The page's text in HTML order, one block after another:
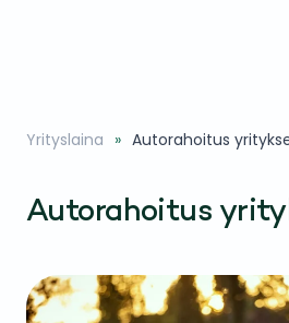
Yrityslaina Autorahoitus
Autorahoitus